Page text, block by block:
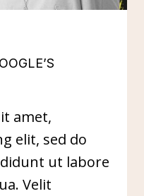
amet,
elit, sed do
ut labore
Velit